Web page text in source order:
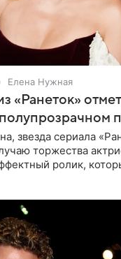
Елена Нужная
«Ранеток»
звезда сериала
торжества
ролик,